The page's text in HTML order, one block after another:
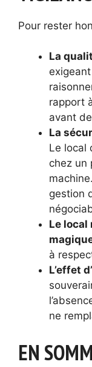
Pour rester
La
rapport
avant
La
Le local
chez un
gestion
Le local
à
L’effet
ne
EN